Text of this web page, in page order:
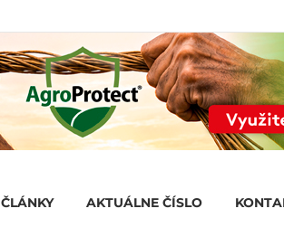
ČLÁNKY AKTUÁLNE ČÍSLO
AKTUÁLNE ČÍSLO